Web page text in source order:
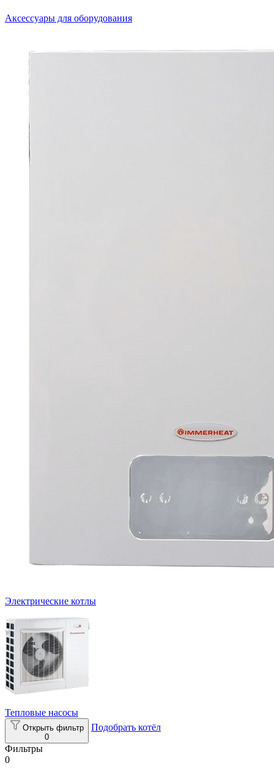
Аксессуары для оборудования
Электрические котлы
Тепловые насосы
Открыть фильтр
0
Подобрать котёл
Фильтры
0